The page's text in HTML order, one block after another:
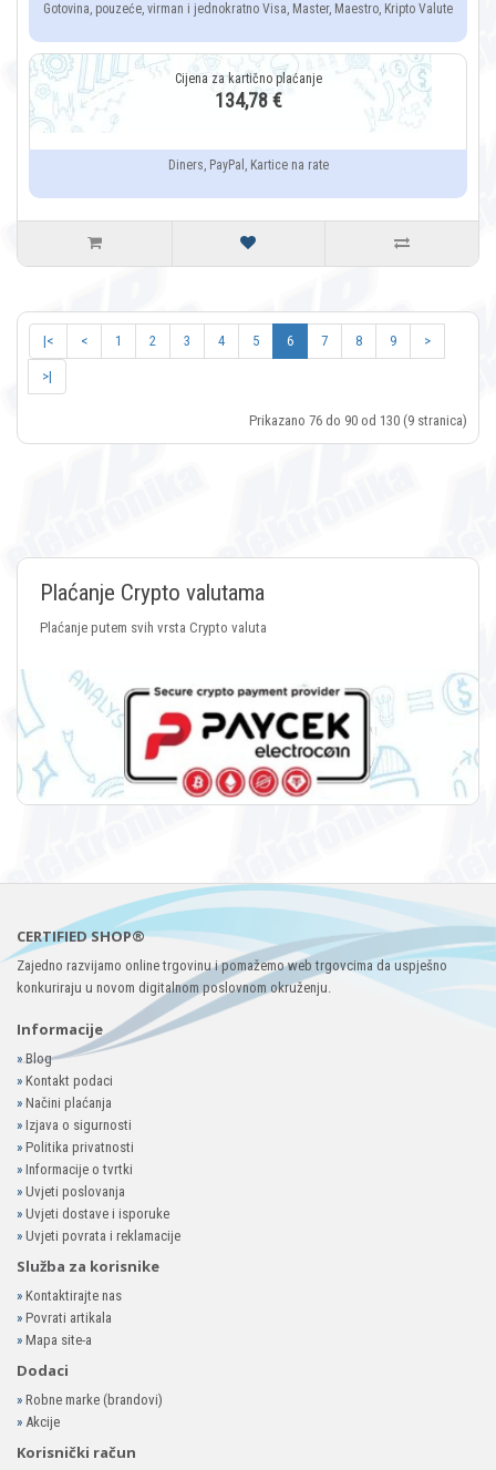
Gotovina, pouzeće, virman i jednokratno Visa, Master, Maestro, Kripto Valute
134,78 €
Diners, PayPal, Kartice na rate
|< < 1 2 3 4 5 6 7 8 9 >
>|
Prikazano 76 do 90 od 130 (9 stranica)
Plaćanje Crypto valutama
Plaćanje putem svih vrsta Crypto valuta
CERTIFIED SHOP®
Zajedno razvijamo online trgovinu i pomažemo web trgovcima da uspješno
konkuriraju u novom digitalnom poslovnom okruženju.
Informacije
»Blog
» Kontakt podaci
» Načini plaćanja
» Izjava o sigurnosti
» Politika privatnosti
» Informacije o tvrtki
» Uvjeti poslovanja
» Uvjeti dostave i isporuke
» Uvjeti povrata i reklamacije
Služba za korisnike
» Kontaktirajte nas
» Povrati artikala
» Mapa site-a
Dodaci
» Robne marke (brandovi)
» Akcije
Korisnički račun